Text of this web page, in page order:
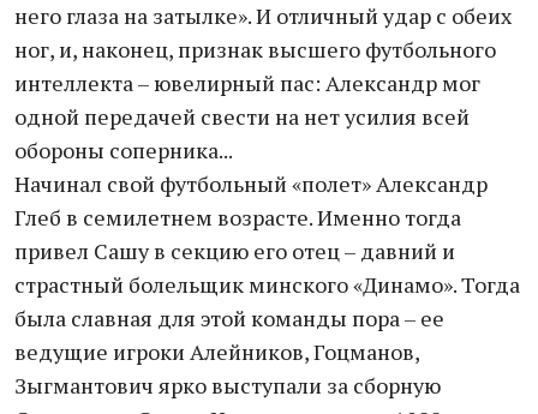
него глаза на затылке». И отличный удар с обеих
ног, и, наконец, признак высшего футбольного
интеллекта – ювелирный пас: Александр мог
одной передачей свести на нет усилия всей
обороны соперника...
Начинал свой футбольный «полет» Александр
Глеб в семилетнем возрасте. Именно тогда
привел Сашу в секцию его отец – давний и
страстный болельщик минского «Динамо». Тогда
была славная для этой команды пора – ее
ведущие игроки Алейников, Гоцманов,
Зыгмантович ярко выступали за сборную